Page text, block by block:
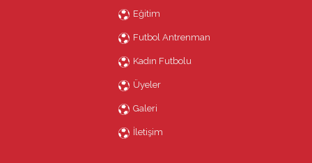
Eğitim
Futbol Antrenman
Kadın Futbolu
Üyeler
Galeri
İletişim